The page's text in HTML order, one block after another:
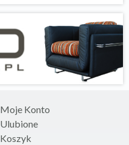
Moje Konto
Ulubione
Koszyk